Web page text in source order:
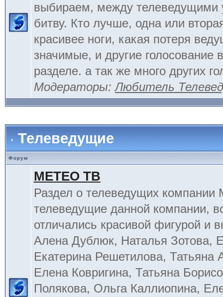
выбираем, между телеведущими
битву. Кто лучше, одна или
красивее ноги, какая потеря
значимые, и другие голосование
разделе. а так же много других
Модераторы:Любитель
Телеведущие
Форум
МЕТЕО ТВ
Раздел о телеведущих
телеведущие данной компании,
отличались красивой фигурой и
Алена Дублюк, Наталья Зотова,
Екатерина Решетилова, Татьяна
Елена Ковригина, Татьяна
Полякова, Ольга Каллиопина,